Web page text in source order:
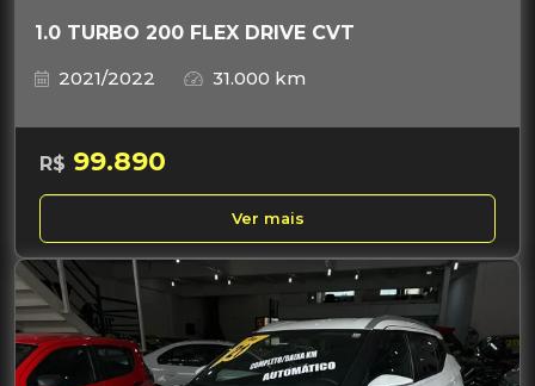
1.0 TURBO 200 FLEX DRIVE CVT
2021/2022
31.000 km
R$ 99.890
Ver mais